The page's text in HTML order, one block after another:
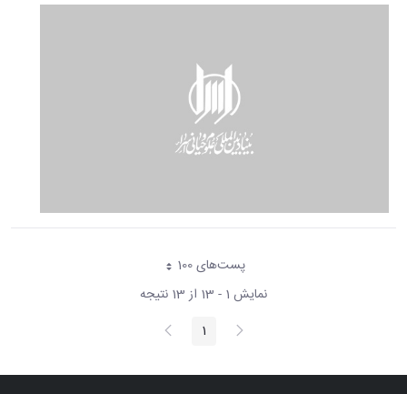
پست‌‌های 100هر صفحه
نمایش 1 - 13 از 13 نتیجه
پیغام
قبلی صفحه1 صفحه
بعد